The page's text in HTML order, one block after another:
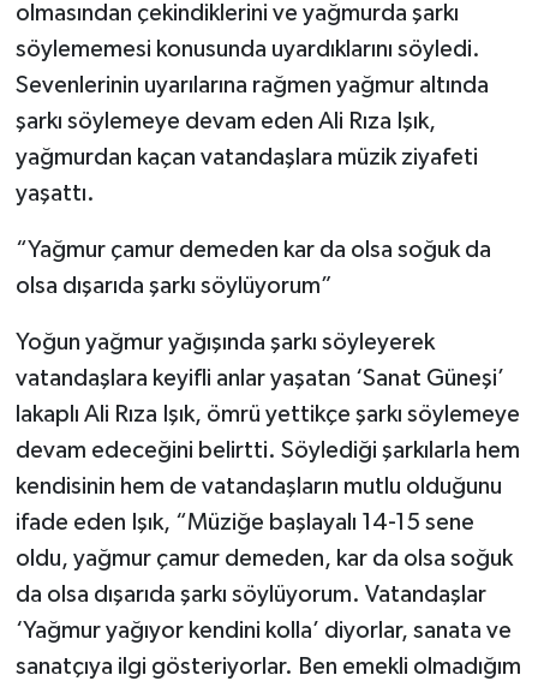
olmasından çekindiklerini ve yağmurda şarkı
söylememesi konusunda uyardıklarını söyledi.
Sevenlerinin uyarılarına rağmen yağmur altında
şarkı söylemeye devam eden Ali Rıza Işık,
yağmurdan kaçan vatandaşlara müzik ziyafeti
yaşattı.
“Yağmur çamur demeden kar da olsa soğuk da
olsa dışarıda şarkı söylüyorum”
Yoğun yağmur yağışında şarkı söyleyerek
vatandaşlara keyifli anlar yaşatan ‘Sanat Güneşi’
lakaplı Ali Rıza Işık, ömrü yettikçe şarkı söylemeye
devam edeceğini belirtti. Söylediği şarkılarla hem
kendisinin hem de vatandaşların mutlu olduğunu
ifade eden Işık, “Müziğe başlayalı 14-15 sene
oldu, yağmur çamur demeden, kar da olsa soğuk
da olsa dışarıda şarkı söylüyorum. Vatandaşlar
‘Yağmur yağıyor kendini kolla’ diyorlar, sanata ve
sanatçıya ilgi gösteriyorlar. Ben emekli olmadığım